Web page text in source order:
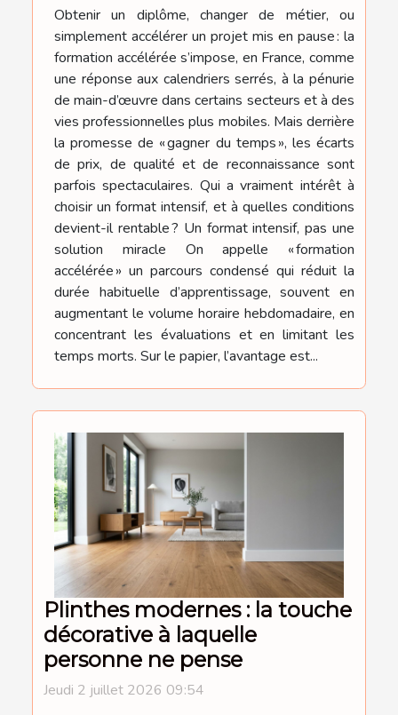
Obtenir un diplôme, changer de métier, ou
simplement accélérer un projet mis en pause : la
formation accélérée s’impose, en France, comme
une réponse aux calendriers serrés, à la pénurie
de main-d’œuvre dans certains secteurs et à des
vies professionnelles plus mobiles. Mais derrière
la promesse de « gagner du temps », les écarts
de prix, de qualité et de reconnaissance sont
parfois spectaculaires. Qui a vraiment intérêt à
choisir un format intensif, et à quelles conditions
devient-il rentable ? Un format intensif, pas une
solution miracle On appelle « formation
accélérée » un parcours condensé qui réduit la
durée habituelle d’apprentissage, souvent en
augmentant le volume horaire hebdomadaire, en
concentrant les évaluations et en limitant les
temps morts. Sur le papier, l’avantage est...
Plinthes modernes : la touche
décorative à laquelle
personne ne pense
Jeudi 2 juillet 2026 09:54